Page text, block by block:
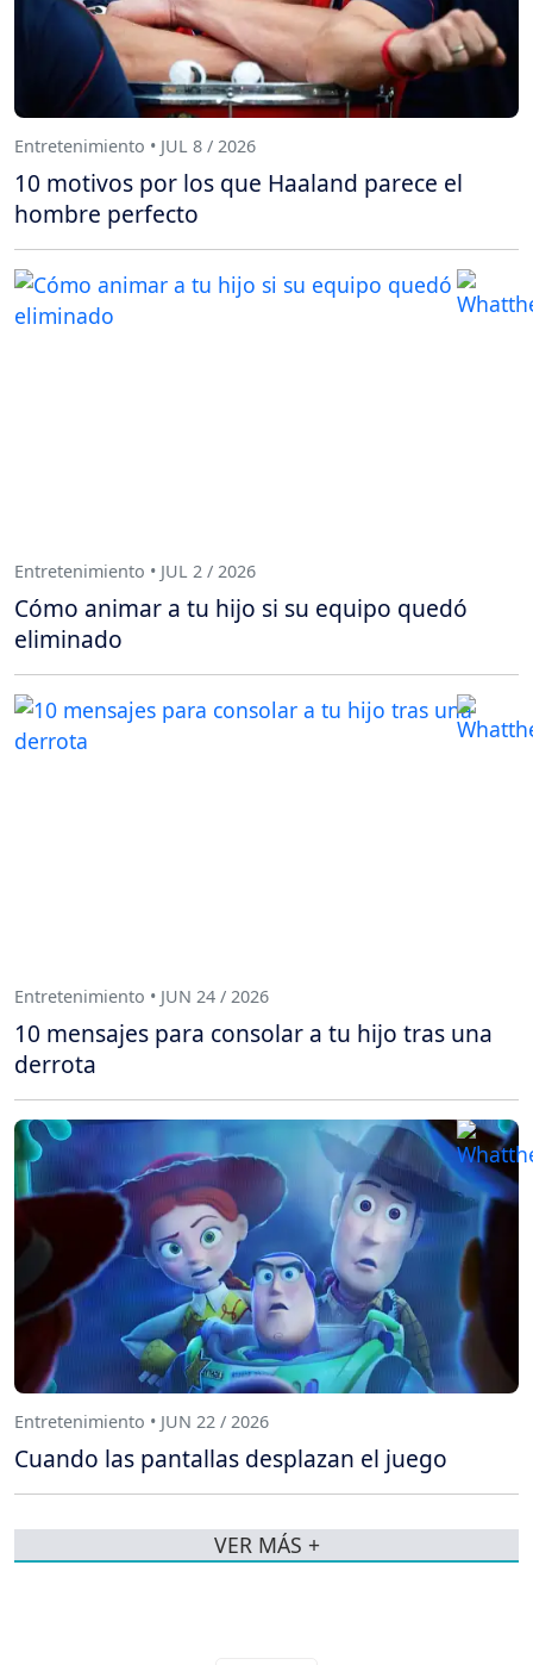
Entretenimiento • JUL 8 / 2026
10 motivos por los que Haaland parece el
hombre perfecto
Entretenimiento • JUL 2 / 2026
Cómo animar a tu hijo si su equipo quedó
eliminado
Entretenimiento • JUN 24 / 2026
10 mensajes para consolar a tu hijo tras una
derrota
Entretenimiento • JUN 22 / 2026
Cuando las pantallas desplazan el juego
VER MÁS +